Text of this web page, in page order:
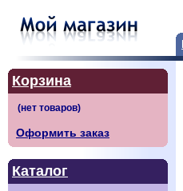
Корзина
Оформить заказ
Каталог